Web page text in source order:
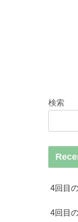
検索
4回目
4回目